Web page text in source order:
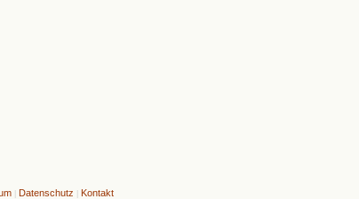
| Datenschutz Kontakt